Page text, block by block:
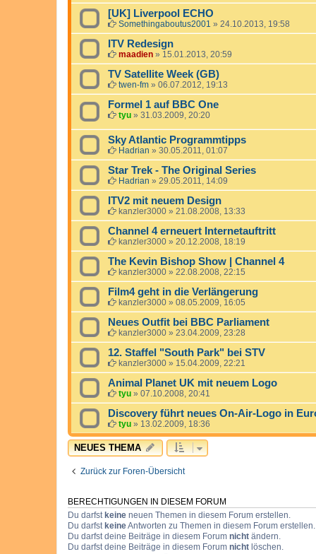
[UK] Liverpool ECHO
Somethingaboutus2001 » 24.10.2013, 19:58
ITV Redesign
maadien » 15.01.2013, 20:59
TV Satellite Week (GB)
twen-fm » 06.07.2012, 19:13
Formel 1 auf BBC One
tyu » 31.03.2009, 20:20
Sky Atlantic Programmtipps
Hadrian » 30.05.2011, 01:07
Star Trek - The Original Series
Hadrian » 29.05.2011, 14:09
ITV2 mit neuem Design
kanzler3000 » 21.08.2008, 13:33
Channel 4 erneuert Internetauftritt
kanzler3000 » 20.12.2008, 18:19
The Kevin Bishop Show | Channel 4
kanzler3000 » 22.08.2008, 22:15
Film4 geht in die Verlängerung
kanzler3000 » 08.05.2009, 16:05
Neues Outfit bei BBC Parliament
kanzler3000 » 23.04.2009, 23:28
12. Staffel "South Park" bei STV
kanzler3000 » 15.04.2009, 22:21
Animal Planet UK mit neuem Logo
tyu » 07.10.2008, 20:41
Discovery führt neues On-Air-Logo in
tyu » 13.02.2009, 18:36
NEUES THEMA
Zurück zur Foren-Übersicht
BERECHTIGUNGEN IN DIESEM FORUM
Du darfst keine neuen Themen in diesem Forum erstellen.
Du darfst keineAntworten zu Themen in diesem Forum erstellen.
Du darfst deine Beiträge in diesem Forum nicht ändern.
Du darfst deine Beiträge in diesem Forum nicht löschen.